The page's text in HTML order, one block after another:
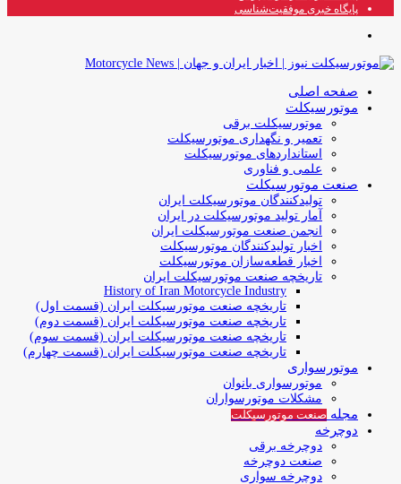
پایگاه خبری موفقیت‌شناسی
صفحه اصلی
موتورسیکلت
موتورسیکلت برقی
تعمیر و نگهداری موتورسیکلت
استانداردهای موتورسیکلت
علمی و فناوری
صنعت موتورسیکلت
تولیدکنندگان موتورسیکلت ایران
آمار تولید موتورسیکلت در ایران
انجمن صنعت موتورسیکلت ایران
اخبار تولیدکنندگان موتورسیکلت
اخبار قطعه‌سازان موتورسیکلت
تاریخچه صنعت موتورسیکلت ایران
History of Iran Motorcycle Industry
تاریخچه صنعت موتورسیکلت ایران (قسمت اول)
تاریخچه صنعت موتورسیکلت ایران (قسمت دوم)
تاریخچه صنعت موتورسیکلت ایران (قسمت سوم)
تاریخچه صنعت موتورسیکلت ایران (قسمت چهارم)
موتورسواری
موتورسواری بانوان
مشکلات موتورسواران
مجله صنعت موتورسیکلت
دوچرخه
دوچرخه برقی
صنعت دوچرخه
دوچرخه سواری